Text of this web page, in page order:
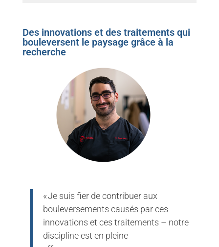
Des innovations et des traitements qui
bouleversent le paysage grâce à la
recherche
« Je suis fier de contribuer aux
bouleversements causés par ces
innovations et ces traitements – notre
discipline est en pleine